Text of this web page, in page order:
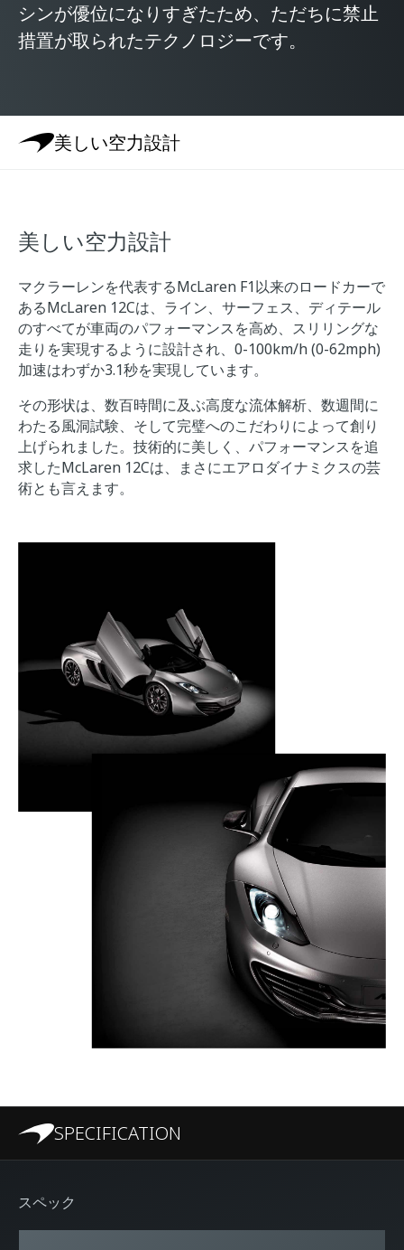
シンが優位になりすぎたため、ただちに禁止
措置が取られたテクノロジーです。
美しい空力設計
美しい空力設計
マクラーレンを代表するMcLaren F1以来のロードカーで
あるMcLaren 12Cは、ライン、サーフェス、ディテール
のすべてが車両のパフォーマンスを高め、スリリングな
走りを実現するように設計され、0-100km/h (0-62mph)
加速はわずか3.1秒を実現しています。
その形状は、数百時間に及ぶ高度な流体解析、数週間に
わたる風洞試験、そして完璧へのこだわりによって創り
上げられました。技術的に美しく、パフォーマンスを追
求したMcLaren 12Cは、まさにエアロダイナミクスの芸
術とも言えます。
SPECIFICATION
スペック